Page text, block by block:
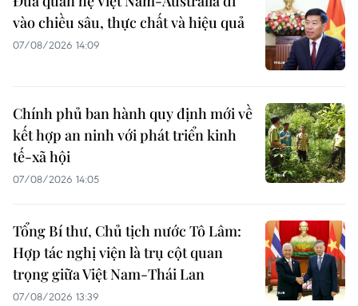
vào chiều sâu, thực chất và hiệu quả
07/08/2026 14:09
Chính phủ ban hành quy định mới về
kết hợp an ninh với phát triển kinh
tế-xã hội
07/08/2026 14:05
Tổng Bí thư, Chủ tịch nước Tô Lâm:
Hợp tác nghị viện là trụ cột quan
trọng giữa Việt Nam-Thái Lan
07/08/2026 13:39